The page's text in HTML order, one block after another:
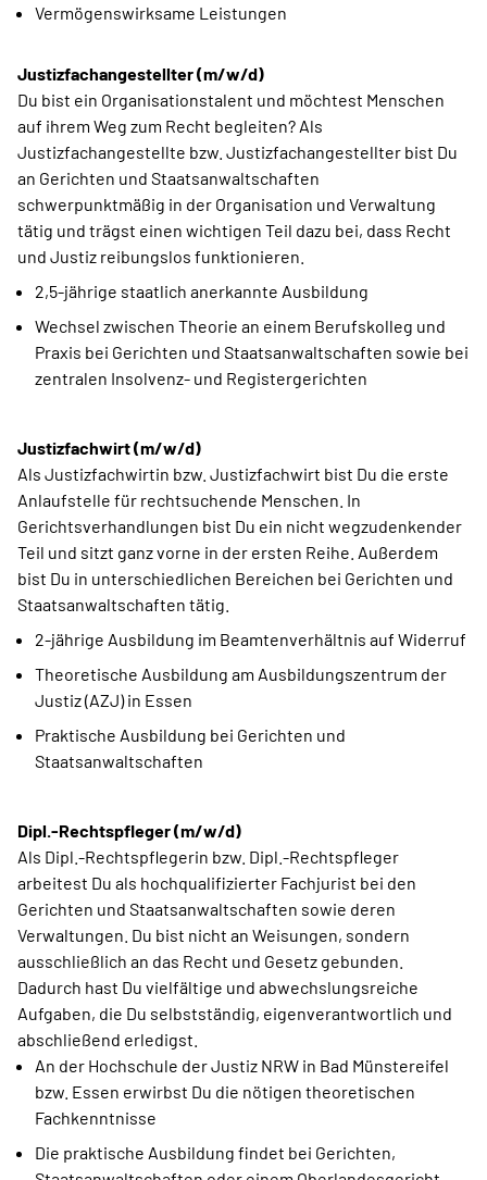
Vermögenswirksame Leistungen
Justizfachangestellter (m/w/d)
Du bist ein Organisationstalent und möchtest Menschen
auf ihrem Weg zum Recht begleiten? Als
Justizfachangestellte bzw. Justizfachangestellter bist Du
an Gerichten und Staatsanwaltschaften
schwerpunktmäßig in der Organisation und Verwaltung
tätig und trägst einen wichtigen Teil dazu bei, dass Recht
und Justiz reibungslos funktionieren.
2,5-jährige staatlich anerkannte Ausbildung
Wechsel zwischen Theorie an einem Berufskolleg und
Praxis bei Gerichten und Staatsanwaltschaften sowie bei
zentralen Insolvenz- und Registergerichten
Justizfachwirt (m/w/d)
Als Justizfachwirtin bzw. Justizfachwirt bist Du die erste
Anlaufstelle für rechtsuchende Menschen. In
Gerichtsverhandlungen bist Du ein nicht wegzudenkender
Teil und sitzt ganz vorne in der ersten Reihe. Außerdem
bist Du in unterschiedlichen Bereichen bei Gerichten und
Staatsanwaltschaften tätig.
2-jährige Ausbildung im Beamtenverhältnis auf Widerruf
Theoretische Ausbildung am Ausbildungszentrum der
Justiz (AZJ) in Essen
Praktische Ausbildung bei Gerichten und
Staatsanwaltschaften
Dipl.-Rechtspfleger (m/w/d)
Als Dipl.-Rechtspflegerin bzw. Dipl.-Rechtspfleger
arbeitest Du als hochqualifizierter Fachjurist bei den
Gerichten und Staatsanwaltschaften sowie deren
Verwaltungen. Du bist nicht an Weisungen, sondern
ausschließlich an das Recht und Gesetz gebunden.
Dadurch hast Du vielfältige und abwechslungsreiche
Aufgaben, die Du selbstständig, eigenverantwortlich und
abschließend erledigst.
An der Hochschule der Justiz NRW in Bad Münstereifel
bzw. Essen erwirbst Du die nötigen theoretischen
Fachkenntnisse
Die praktische Ausbildung findet bei Gerichten,